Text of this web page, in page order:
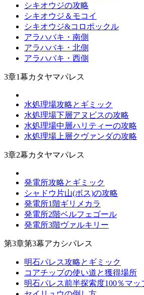
シキオウジの攻略
シキオウジ＆モコイ
シキオウジ&コロポックル
アラハバキ・南側
アラハバキ・北側
アラハバキ・西側
3章1幕カタヤマパレス
水処理場攻略とギミック
水処理場下層アヌビスの攻略
水処理場中層ハリティーの攻略
水処理場上層クヴァンダの攻略
3章2幕カタヤマパレス
発電所攻略とギミック
シャドウ片山(ボス)の攻略
発電所1階ギリメカラ
発電所2階ベルフェゴール
発電所3階ヴァルキリー
第3章第3幕アカシパレス
明石パレス攻略とギミック
コアチップの使い道と獲得場所
明石パレス前半探索度100％マッ